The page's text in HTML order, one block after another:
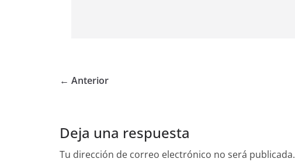
← Anterior
Deja una respuesta
Tu dirección de correo electrónico no será publicada.